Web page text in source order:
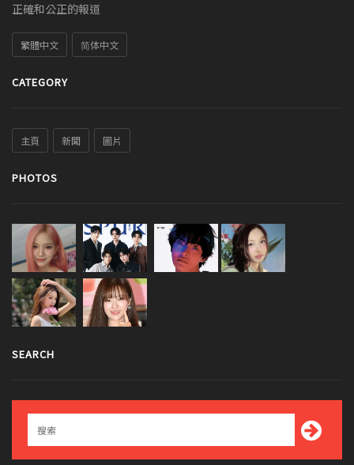
正確和公正的報道
繁體中文 简体中文
CATEGORY
主頁 新聞 圖片
PHOTOS
SEARCH